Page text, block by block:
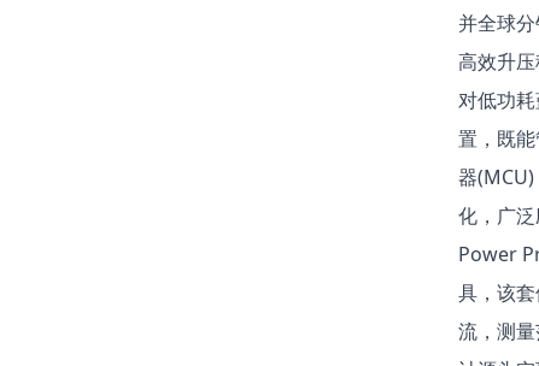
并全球
高效升
对低功
置，既
器
化，广
Power
具，该
流，测